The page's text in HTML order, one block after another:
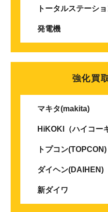
トータルステーシ
発電機
強化買
マキタ(makita)
HiKOKI（ハイコー
トプコン(TOPCON)
ダイヘン(DAIHEN)
新ダイワ